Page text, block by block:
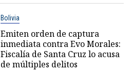
Bolivia
Emiten orden de captura
inmediata contra Evo Morales:
Fiscalía de Santa Cruz lo acusa
de múltiples delitos